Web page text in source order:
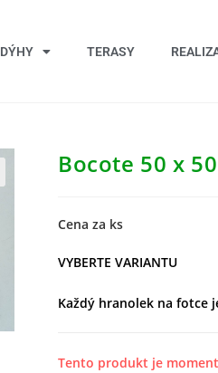
DÝHY TERASY
Bocote 50 x
Cena za ks
VYBERTE VARIANTU
Každý hranolek na fotce
Tento produkt je